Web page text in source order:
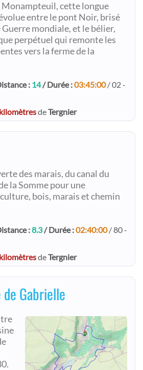
Monampteuil, cette longue
entre le pont Noir, brisé
Guerre mondiale, et le bélier,
perpétuel qui remonte les
vers la ferme de la
: 14/ Durée :03:45:00/ 02 -
deTergnier
des marais, du canal du
la Somme pour une
bois, marais et chemin
:8.3/ Durée :02:40:00/ 80 -
deTergnier
Gabrielle